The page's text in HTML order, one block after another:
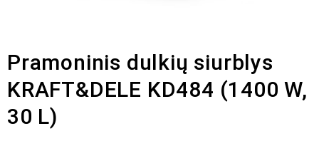
Pramoninis dulkių siurblys
KRAFT&DELE KD484 (1400 W,
30 L)